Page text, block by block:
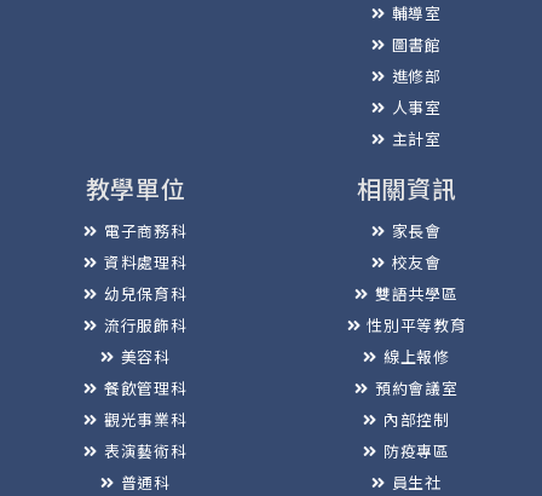
輔導室
圖書館
進修部
人事室
主計室
教學單位
電子商務科
資料處理科
幼兒保育科
流行服飾科
美容科
餐飲管理科
觀光事業科
表演藝術科
普通科
相關資訊
家長會
校友會
雙語共學區
性別平等教育
線上報修
預約會議室
內部控制
防疫專區
員生社